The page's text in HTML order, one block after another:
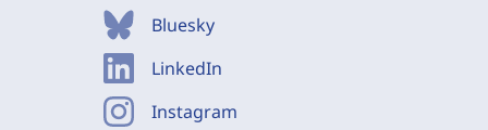
Bluesky
LinkedIn
Instagram